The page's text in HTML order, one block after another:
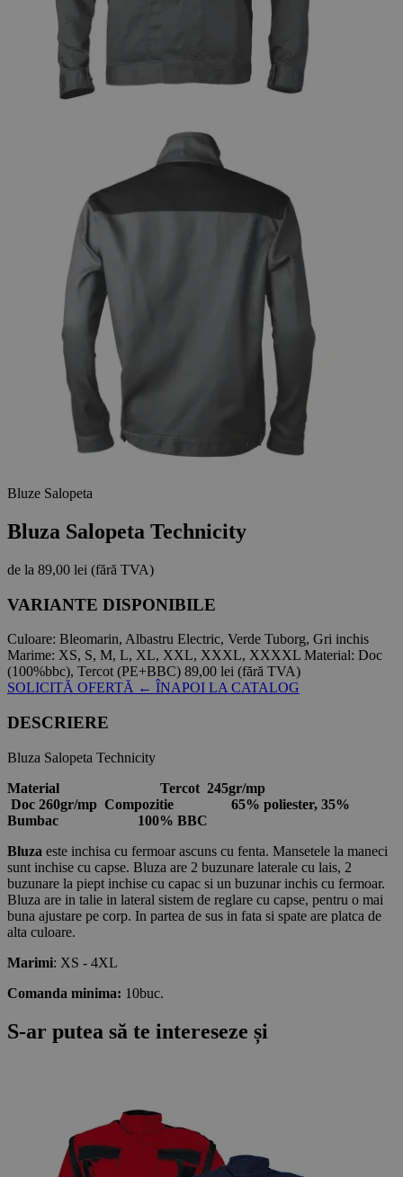
Bluze Salopeta
Bluza Salopeta Technicity
de la 89,00 lei (fără TVA)
VARIANTE DISPONIBILE
Culoare: Bleomarin, Albastru Electric, Verde Tuborg, Gri inchis
Marime: XS, S, M, L, XL, XXL, XXXL, XXXXL Material: Doc
(100%bbc), Tercot (PE+BBC) 89,00 lei (fără TVA)
SOLICITĂ OFERTĂ ← ÎNAPOI LA CATALOG
DESCRIERE
Bluza Salopeta Technicity
Material Tercot 245gr/mp
Doc 260gr/mp Compozitie
65% poliester, 35%
Bumbac 100% BBC
Bluza este inchisa cu fermoar ascuns cu fenta. Mansetele la maneci
sunt inchise cu capse. Bluza are 2 buzunare laterale cu lais, 2
buzunare la piept inchise cu capac si un buzunar inchis cu fermoar.
Bluza are in talie in lateral sistem de reglare cu capse, pentru o mai
buna ajustare pe corp. In partea de sus in fata si spate are platca de
alta culoare.
Marimi: XS - 4XL
Comanda minima: 10buc.
S-ar putea să te intereseze și